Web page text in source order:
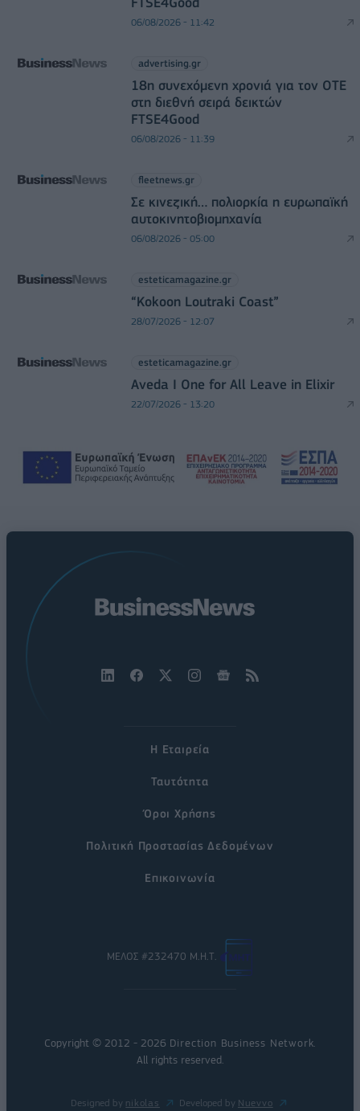
06/08/2026 - 11:42
advertising.gr
18η συνεχόμενη χρονιά για τον ΟΤΕ
στη διεθνή σειρά δεικτών
FTSE4Good
06/08/2026 - 11:39
fleetnews.gr
Σε κινεζική… πολιορκία η ευρωπαϊκή
αυτοκινητοβιομηχανία
06/08/2026 - 05:00
esteticamagazine.gr
“Kokoon Loutraki Coast”
28/07/2026 - 12:07
esteticamagazine.gr
Aveda I One for All Leave in Elixir
22/07/2026 - 13:20
Η Εταιρεία
Ταυτότητα
Όροι Χρήσης
Πολιτική Προστασίας Δεδομένων
Επικοινωνία
ΜΕΛΟΣ #232470 Μ.Η.Τ.
Copyright © 2012 - 2026 Direction Business Network
All rights reserved.
Designed by nikolas Developed by Nuevvo